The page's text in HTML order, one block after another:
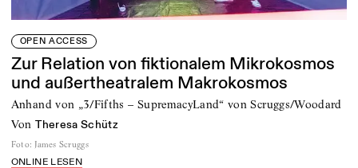
OPEN ACCESS
Zur Relation von fiktionalem Mikrokosmos
und außertheatralem Makrokosmos
Anhand von „3/Fifths – SupremacyLand“ von Scruggs/Woodard
von Theresa Schütz
Foto: James Scruggs
ONLINE LESEN